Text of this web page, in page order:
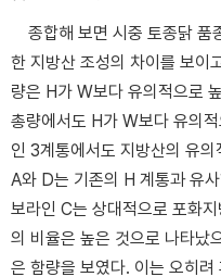
종합해 보면 시중 토종닭
한 지방산 조성의 차이를 보이
량은 H가 W보다 유의적으로
총량에서도 H가 W보다 유의
인 3계통에서도 지방산의 유
A와 D는 기존의 H 계통과 유
보라인 C는 상대적으로 포화
의 비율은 높은 것으로 나타났
은 함량을 보였다. 이는 오히